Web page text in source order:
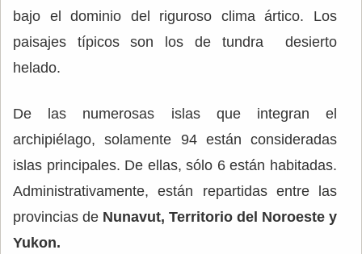
bajo el dominio del riguroso clima ártico. Los
paisajes típicos son los de tundra desierto
helado.
De las numerosas islas que integran el
archipiélago, solamente 94 están consideradas
islas principales. De ellas, sólo 6 están habitadas.
Administrativamente, están repartidas entre las
provincias de Nunavut, Territorio del Noroeste y
Yukon.